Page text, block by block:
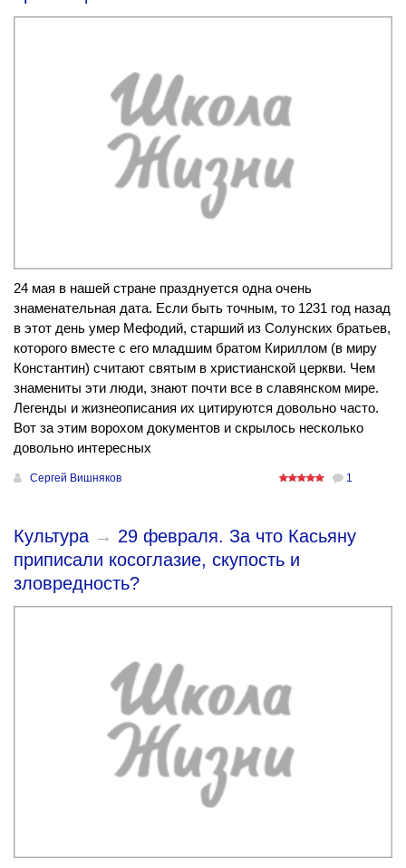
24 мая в нашей стране празднуется одна очень
знаменательная дата. Если быть точным, то 1231 год назад
в этот день умер Мефодий, старший из Солунских братьев,
которого вместе с его младшим братом Кириллом (в миру
Константин) считают святым в христианской церкви. Чем
знамениты эти люди, знают почти все в славянском мире.
Легенды и жизнеописания их цитируются довольно часто.
Вот за этим ворохом документов и скрылось несколько
довольно интересных
Сергей Вишняков 1
Культура → 29 февраля. За что Касьяну
приписали косоглазие, скупость и
зловредность?